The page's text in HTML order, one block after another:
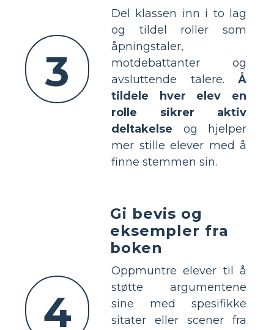
3
Del klassen inn i to lag
og tildel roller som
åpningstaler,
motdebattanter og
avsluttende talere. Å
tildele hver elev en
rolle sikrer aktiv
deltakelse og hjelper
mer stille elever med å
finne stemmen sin.
4
Gi bevis og
eksempler fra
boken
Oppmuntre elever til å
støtte argumentene
sine med spesifikke
sitater eller scener fra